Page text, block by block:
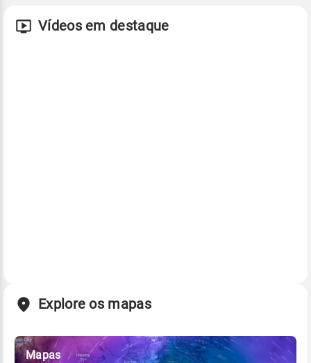
Vídeos em destaque
Explore os mapas
Mapas